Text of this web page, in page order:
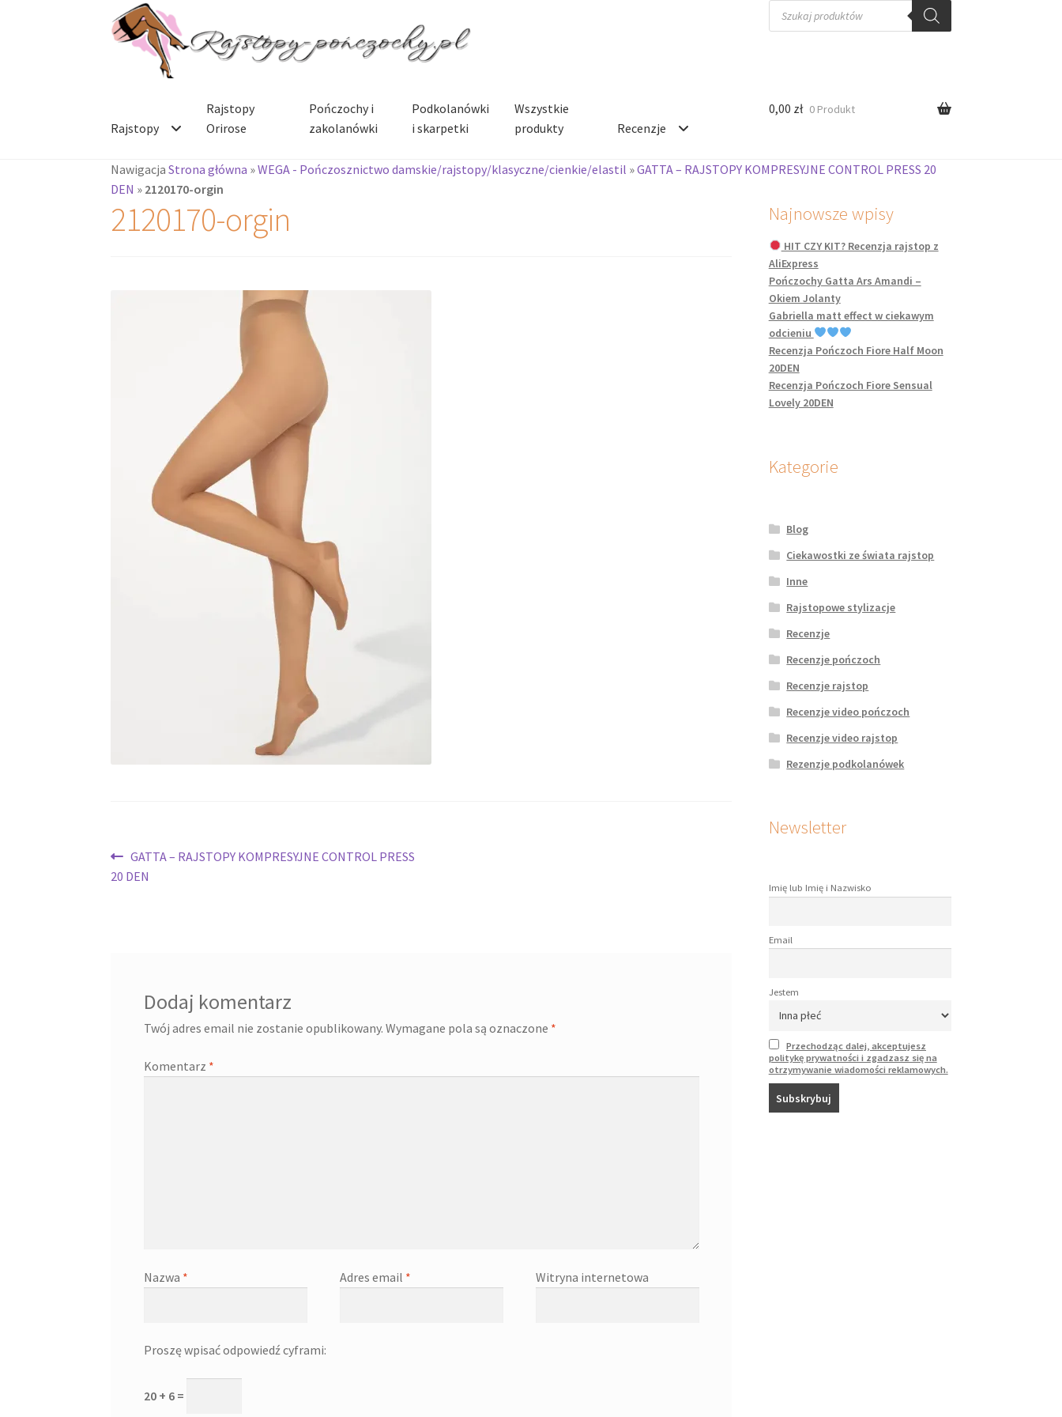
Przejdź
do
nawigacji
Przejdź
do
treści
Wyszukiwarka
produktów
Rajstopy
Rajstopy
Orirose
Pończochy i
zakolanówki
Podkolanówki
i skarpetki
Wszystkie
produkty
Recenzje
0,00 zł 0 Produkt
NawigacjaStrona główna »WEGA - Pończosznictwo damskie/rajstopy/klasyczne/cienkie/elastil »GATTA – RAJSTOPY KOMPRESYJNE CONTROL PRESS 20
DEN » 2120170-orgin
2120170-orgin
Nawigacja
wpisu
Poprzedni
wpis:
GATTA – RAJSTOPY KOMPRESYJNE CONTROL PRESS
20 DEN
Dodaj komentarz
Twój adres email nie zostanie opublikowany. Wymagane pola są oznaczone *
Komentarz *
Nazwa * Adres email * Witryna internetowa
Proszę wpisać odpowiedź cyframi:
20 + 6 =
Najnowsze wpisy
HIT CZY KIT? Recenzja rajstop z
AliExpress
Pończochy Gatta Ars Amandi –
Okiem Jolanty
Gabriella matt effect w ciekawym
odcieniu
Recenzja Pończoch Fiore Half Moon
20DEN
Recenzja Pończoch Fiore Sensual
Lovely 20DEN
Kategorie
Blog
Ciekawostki ze świata rajstop
Inne
Rajstopowe stylizacje
Recenzje
Recenzje pończoch
Recenzje rajstop
Recenzje video pończoch
Recenzje video rajstop
Rezenzje podkolanówek
Newsletter
Imię lub Imię i Nazwisko
Email
Jestem
Przechodząc dalej, akceptujesz
politykę prywatności i zgadzasz się na
otrzymywanie wiadomości reklamowych.